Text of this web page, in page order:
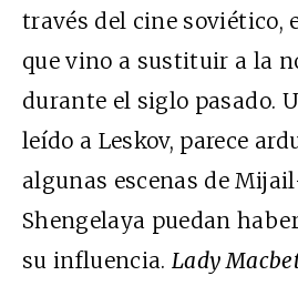
través del cine soviético,
que vino a sustituir a la
durante el siglo pasado.
leído a Leskov, parece
algunas escenas de
Shengelaya puedan
su influencia.Lady